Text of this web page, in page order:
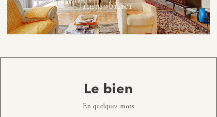
Le bien
En quelques mots